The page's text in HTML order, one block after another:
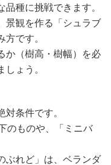
種に挑戦できます。
景観を作る「シュラブ
です。
か（樹高・樹幅）を必
ょう。
条件です。
のものや、「ミニバ
ぶれど」は、ベランダ